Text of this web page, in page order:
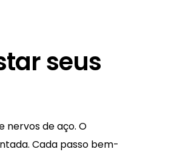
seus
nervos de aço. O
Cada passo bem-